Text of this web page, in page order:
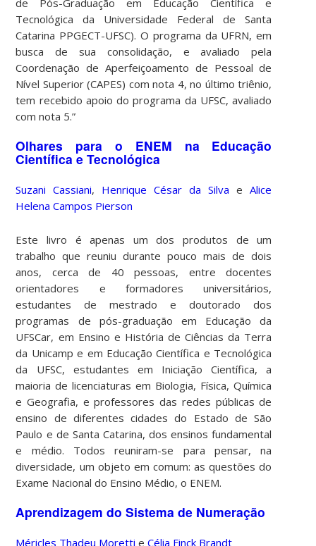
de Pós-Graduação em Educação Científica e
Tecnológica da Universidade Federal de Santa
Catarina PPGECT-UFSC). O programa da UFRN, em
busca de sua consolidação, e avaliado pela
Coordenação de Aperfeiçoamento de Pessoal de
Nível Superior (CAPES) com nota 4, no último triênio,
tem recebido apoio do programa da UFSC, avaliado
com nota 5.”
Olhares para o ENEM na Educação
Científica e Tecnológica
Suzani Cassiani, Henrique César da Silva eAlice
Helena Campos Pierson
Este livro é apenas um dos produtos de um
trabalho que reuniu durante pouco mais de dois
anos, cerca de 40 pessoas, entre docentes
orientadores e formadores universitários,
estudantes de mestrado e doutorado dos
programas de pós-graduação em Educação da
UFSCar, em Ensino e História de Ciências da Terra
da Unicamp e em Educação Científica e Tecnológica
da UFSC, estudantes em Iniciação Científica, a
maioria de licenciaturas em Biologia, Física, Química
e Geografia, e professores das redes públicas de
ensino de diferentes cidades do Estado de São
Paulo e de Santa Catarina, dos ensinos fundamental
e médio. Todos reuniram-se para pensar, na
diversidade, um objeto em comum: as questões do
Exame Nacional do Ensino Médio, o ENEM.
Aprendizagem do Sistema de Numeração
Méricles Thadeu Moretti eCélia Finck Brandt